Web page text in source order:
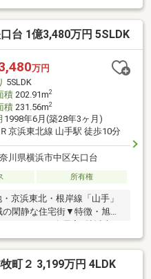
独立配置の和室は客間など
下に収納スペースを設置・
門扉付(車種制限有)▼周辺
徒歩5分(約400m)・横浜市
望の住まい探しをお手伝い
ご相談はお気軽にお問い合
台 1億3,480万円 5SLDK
万円
5SLDK
積202.91m2
積231.56m2
1998年6月(築28年3ヶ月)
Ｒ京浜東北線 山手駅 徒歩10分
川県横浜市中区矢口台
所有権
京浜東北・根岸線「山手」
閑静な住宅街▼特徴・旭化
チン・洗面室・浴室・トイレ
ンダ有、4室が面する設
コニー付・南側にお庭有・
町２ 3,199万円 4LDK